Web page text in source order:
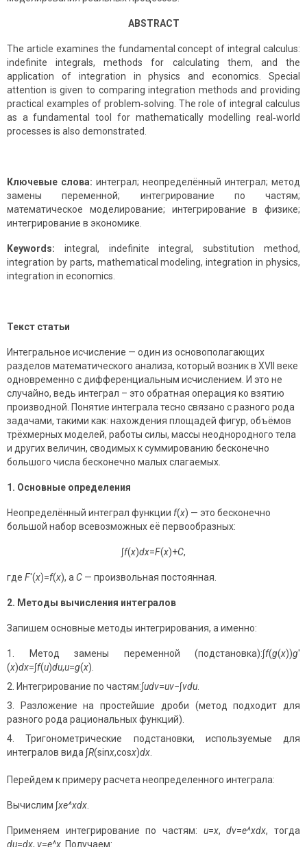
ABSTRACT
The article examines the fundamental concept of integral calculus:
indefinite integrals, methods for calculating them, and the
application of integration in physics and economics. Special
attention is given to comparing integration methods and providing
practical examples of problem‑solving. The role of integral calculus
as a fundamental tool for mathematically modelling real‑world
processes is also demonstrated.
Ключевые слова: интеграл; неопределённый интеграл; метод
замены переменной; интегрирование по частям;
математическое моделирование; интегрирование в физике;
интегрирование в экономике.
Keywords: integral, indefinite integral, substitution method,
integration by parts, mathematical modeling, integration in physics,
integration in economics.
Текст статьи
Интегральное исчисление — один из основополагающих
разделов математического анализа, который возник в XVII веке
одновременно с дифференциальным исчислением. И это не
случайно, ведь интеграл – это обратная операция ко взятию
производной. Понятие интеграла тесно связано с разного рода
задачами, такими как: нахождения площадей фигур, объёмов
трёхмерных моделей, работы силы, массы неоднородного тела
и других величин, сводимых к суммированию бесконечно
большого числа бесконечно малых слагаемых.
1. Основные определения
Неопределённый интеграл функции f(x) — это бесконечно
большой набор всевозможных её первообразных:
∫f(x)dx=F(x)+C,
где F′(x)=f(x), а C — произвольная постоянная.
2. Методы вычисления интегралов
Запишем основные методы интегрирования, а именно:
Метод замены переменной (подстановка):∫f(g(x))g′
(x)dx=∫f(u)du,u=g(x).
Интегрирование по частям:∫udv=uv−∫vdu
Разложение на простейшие дроби (метод подходит для
разного рода рациональных функций).
Тригонометрические подстановки, используемые для
интегралов вида ∫R(sinx,cosx)dx
Перейдем к примеру расчета неопределенного интеграла:
Вычислим ∫xe^xdx
Применяем интегрирование по частям: u=x,dv=e^xdx, тогда
du=dx, v=e^x . Получаем: